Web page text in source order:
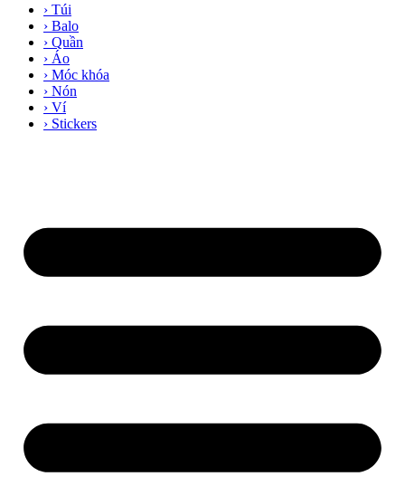
› Túi
› Balo
› Quần
› Áo
› Móc khóa
› Nón
› Ví
› Stickers